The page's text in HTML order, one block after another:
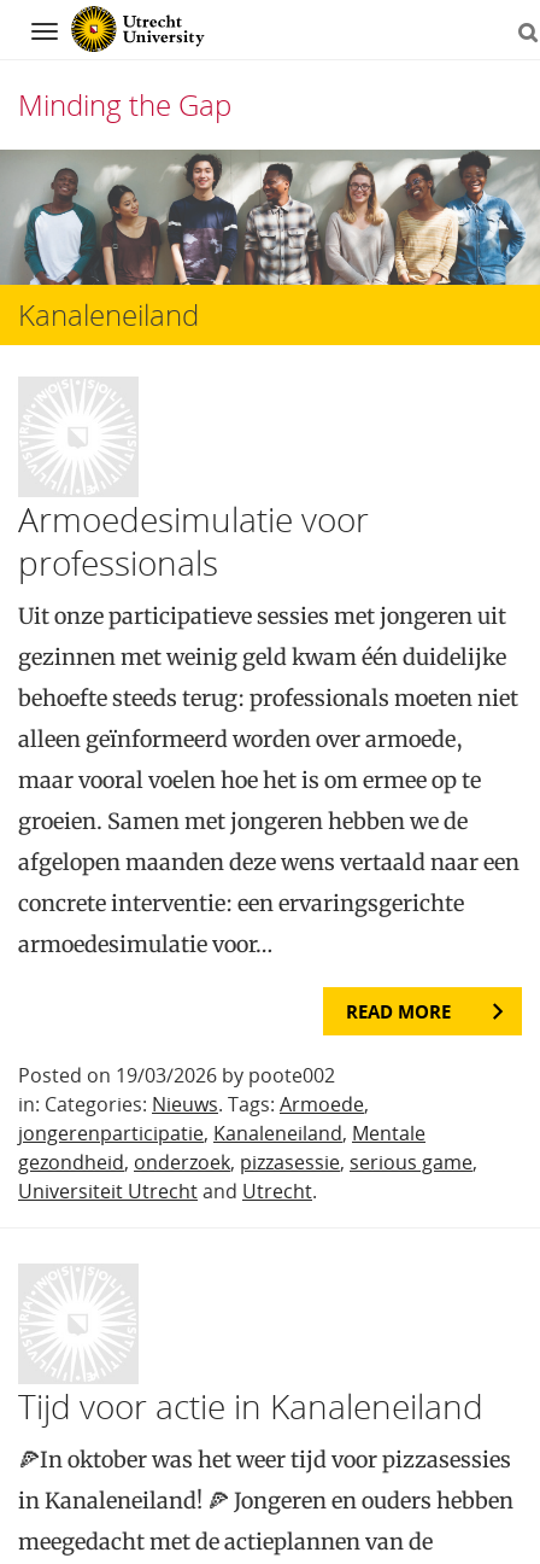
Navigation
Minding the Gap
to
content
Kanaleneiland
Armoedesimulatie voor
professionals
Uit onze participatieve sessies met jongeren uit
gezinnen met weinig geld kwam één duidelijke
behoefte steeds terug: professionals moeten niet
alleen geïnformeerd worden over armoede,
maar vooral voelen hoe het is om ermee op te
groeien. Samen met jongeren hebben we de
afgelopen maanden deze wens vertaald naar een
concrete interventie: een ervaringsgerichte
armoedesimulatie voor…
READ MORE
Posted on 19/03/2026 by poote002
in: Categories: Nieuws. Tags: Armoede,
jongerenparticipatie, Kanaleneiland, Mentale
gezondheid, onderzoek, pizzasessie, serious game,
Universiteit Utrechtand Utrecht.
Tijd voor actie in Kanaleneiland
🍕In oktober was het weer tijd voor pizzasessies
in Kanaleneiland! 🍕 Jongeren en ouders hebben
meegedacht met de actieplannen van de